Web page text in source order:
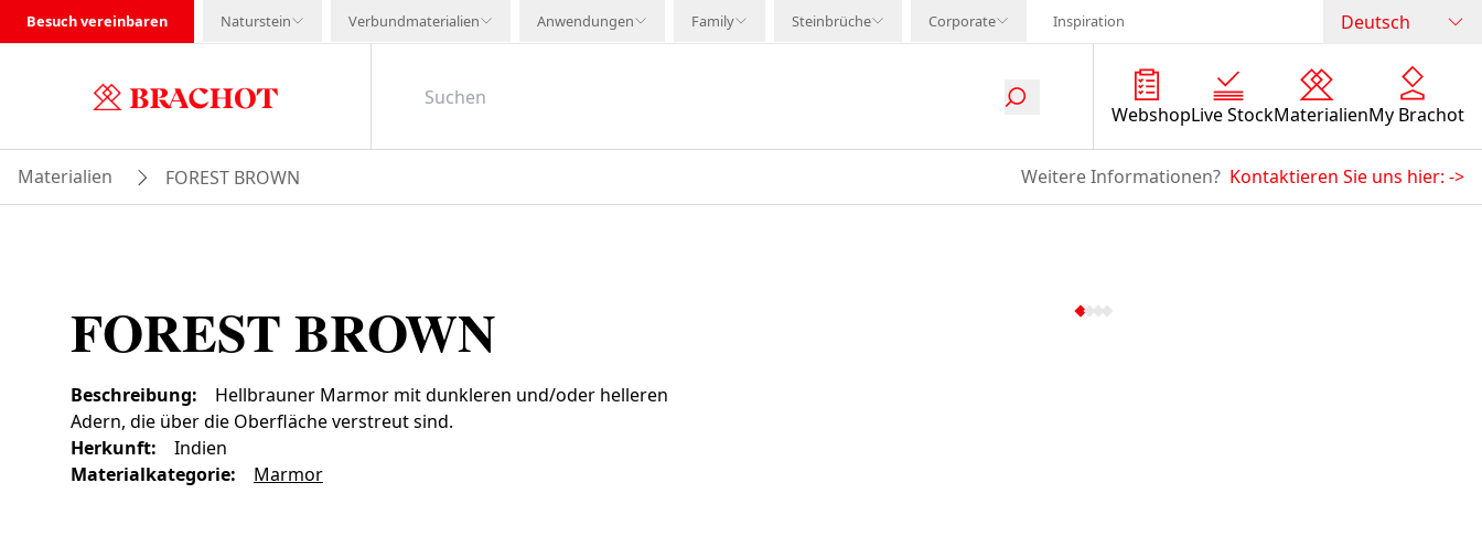
Besuch vereinbaren Naturstein Verbundmaterialien Anwendungen Family Steinbrüche Corporate Inspiration Deutsch
WebshopLive StockMaterialienMy Brachot
Materialien FOREST BROWN Weitere Informationen? Kontaktieren Sie uns hier: ->
FOREST BROWN
Beschreibung:
Hellbrauner Marmor mit dunkleren und/oder helleren
Adern, die über die Oberfläche verstreut sind.
Herkunft:
Indien
Materialkategorie: Marmor